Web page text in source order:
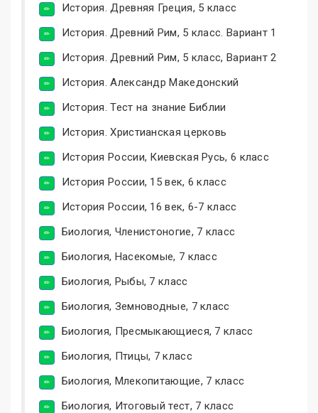
История. Древняя Греция, 5 класс
История. Древний Рим, 5 класс. Вариант 1
История. Древний Рим, 5 класс, Вариант 2
История. Александр Македонский
История. Тест на знание Библии
История. Христианская церковь
История России, Киевская Русь, 6 класс
История России, 15 век, 6 класс
История России, 16 век, 6-7 класс
Биология, Членистоногие, 7 класс
Биология, Насекомые, 7 класс
Биология, Рыбы, 7 класс
Биология, Земноводные, 7 класс
Биология, Пресмыкающиеся, 7 класс
Биология, Птицы, 7 класс
Биология, Млекопитающие, 7 класс
Биология, Итоговый тест, 7 класс